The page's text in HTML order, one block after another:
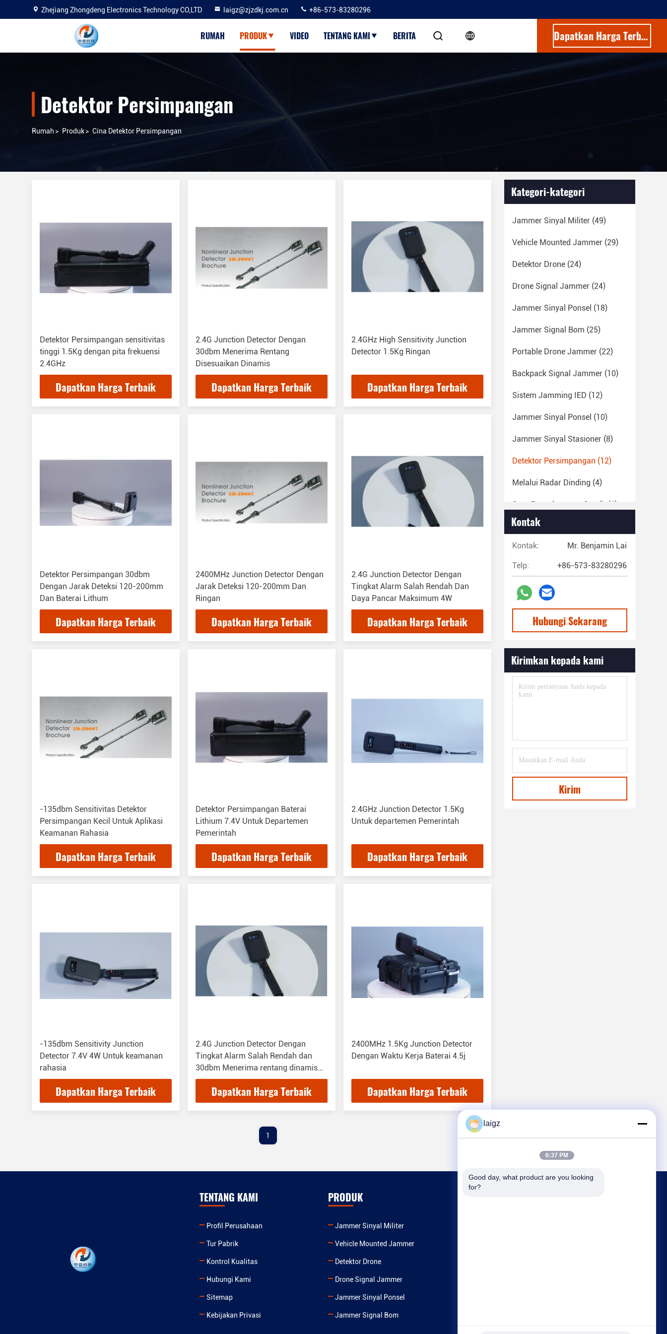
Zhejiang Zhongdeng Electronics Technology CO,LTD laigz@zjzdkj.com.cn +86-573-83280296
RUMAH PRODUK VIDEO TENTANG KAMI BERITA Dapatkan Harga Terbaik
Detektor Persimpangan
Rumah > Produk> Cina Detektor Persimpangan
Detektor Persimpangan sensitivitas
tinggi 1.5Kg dengan pita frekuensi
2.4GHz
Dapatkan Harga Terbaik
2.4G Junction Detector Dengan
30dbm Menerima Rentang
Disesuaikan Dinamis
Dapatkan Harga Terbaik
2.4GHz High Sensitivity Junction
Detector 1.5Kg Ringan
Dapatkan Harga Terbaik
Detektor Persimpangan 30dbm
Dengan Jarak Deteksi 120-200mm
Dan Baterai Lithum
Dapatkan Harga Terbaik
2400MHz Junction Detector Dengan
Jarak Deteksi 120-200mm Dan
Ringan
Dapatkan Harga Terbaik
2.4G Junction Detector Dengan
Tingkat Alarm Salah Rendah Dan
Daya Pancar Maksimum 4W
Dapatkan Harga Terbaik
-135dbm Sensitivitas Detektor
Persimpangan Kecil Untuk Aplikasi
Keamanan Rahasia
Dapatkan Harga Terbaik
Detektor Persimpangan Baterai
Lithium 7.4V Untuk Departemen
Pemerintah
Dapatkan Harga Terbaik
2.4GHz Junction Detector 1.5Kg
Untuk departemen Pemerintah
Dapatkan Harga Terbaik
-135dbm Sensitivity Junction
Detector 7.4V 4W Untuk keamanan
rahasia
Dapatkan Harga Terbaik
2.4G Junction Detector Dengan
Tingkat Alarm Salah Rendah dan
30dbm Menerima rentang dinamis
yang dapat disesuaikan
Dapatkan Harga Terbaik
2400MHz 1.5Kg Junction Detector
Dengan Waktu Kerja Baterai 4.5j
Dapatkan Harga Terbaik
Kategori-kategori
Jammer Sinyal Militer (49)
Vehicle Mounted Jammer (29)
Detektor Drone (24)
Drone Signal Jammer (24)
Jammer Sinyal Ponsel (18)
Jammer Signal Bom (25)
Portable Drone Jammer (22)
Backpack Signal Jammer (10)
Sistem Jamming IED (12)
Jammer Sinyal Ponsel (10)
Jammer Sinyal Stasioner (8)
Detektor Persimpangan (12)
Melalui Radar Dinding (4)
Suar Penyelamatan Satelit (4)
Radar Pengawasan
Beberapa Drone(5)
Kontak
Kontak: Mr. Benjamin Lai
Telp: +86-573-83280296
Hubungi Sekarang
Kirimkan kepada kami
Kirim
1
TENTANG KAMI
Profil Perusahaan
Tur Pabrik
Kontrol Kualitas
Hubungi Kami
Sitemap
Kebijakan Privasi
PRODUK
Jammer Sinyal Militer
Vehicle Mounted Jammer
Detektor Drone
Drone Signal Jammer
Jammer Sinyal Ponsel
Jammer Signal Bom
laigz
6:37 PM
Good day, what product are you looking
for?